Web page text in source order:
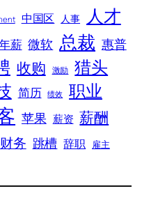
中国区 人事 人才
薪 微软 总裁 惠普
收购 激励 猎头
简历 绩效 职业
苹果 薪资 薪酬
财务 跳槽 辞职 雇主